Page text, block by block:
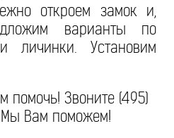
откроем замок и,
варианты по
личинки. Установим
Звоните (495)
Вам поможем!